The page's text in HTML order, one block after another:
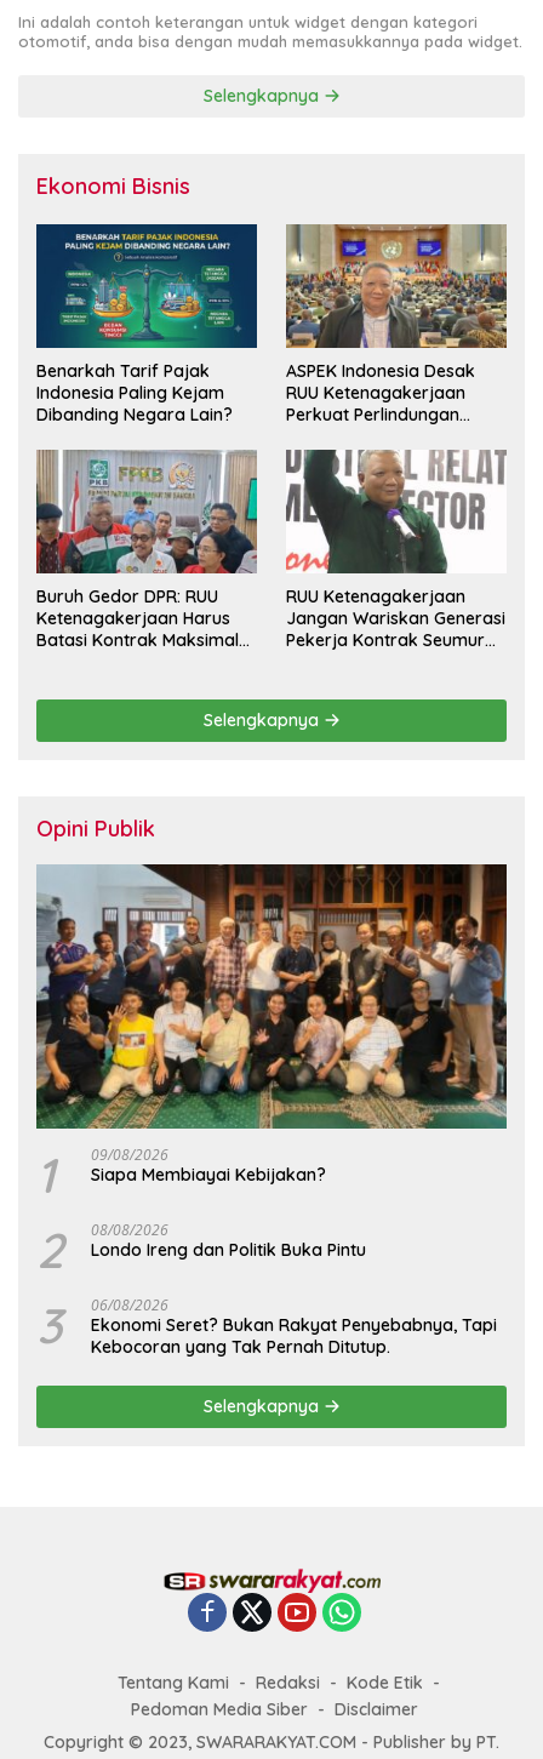
Ini adalah contoh keterangan untuk widget dengan kategori
otomotif, anda bisa dengan mudah memasukkannya pada widget.
Selengkapnya
Ekonomi Bisnis
Benarkah Tarif Pajak
Indonesia Paling Kejam
Dibanding Negara Lain?
ASPEK Indonesia Desak
RUU Ketenagakerjaan
Perkuat Perlindungan
Pesangon
Buruh Gedor DPR: RUU
Ketenagakerjaan Harus
Batasi Kontrak Maksimal
RUU Ketenagakerjaan
Jangan Wariskan Generasi
Pekerja Kontrak Seumur
Selengkapnya
Opini Publik
1 09/08/2026
Siapa Membiayai Kebijakan?
2 08/08/2026
Londo Ireng dan Politik Buka Pintu
3 06/08/2026
Ekonomi Seret? Bukan Rakyat Penyebabnya, Tapi
Kebocoran yang Tak Pernah Ditutup.
Selengkapnya
Tentang Kami Redaksi
Kode Etik
Pedoman Media Siber
Disclaimer
Copyright © 2023, SWARARAKYAT.COM - Publisher by PT.